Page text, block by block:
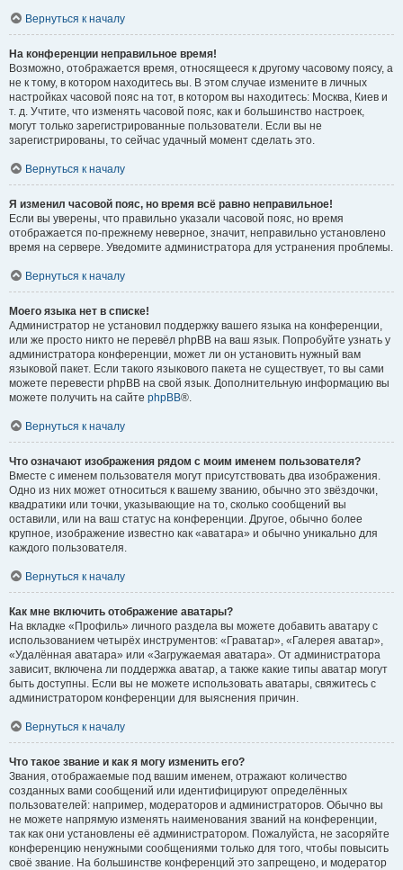
Вернуться к началу
На конференции неправильное время!
Возможно, отображается время, относящееся к другому часовому поясу, а
не к тому, в котором находитесь вы. В этом случае измените в личных
настройках часовой пояс на тот, в котором вы находитесь: Москва, Киев и
т. д. Учтите, что изменять часовой пояс, как и большинство настроек,
могут только зарегистрированные пользователи. Если вы не
зарегистрированы, то сейчас удачный момент сделать это.
Вернуться к началу
Я изменил часовой пояс, но время всё равно неправильное!
Если вы уверены, что правильно указали часовой пояс, но время
отображается по-прежнему неверное, значит, неправильно установлено
время на сервере. Уведомите администратора для устранения проблемы.
Вернуться к началу
Моего языка нет в списке!
Администратор не установил поддержку вашего языка на конференции,
или же просто никто не перевёл phpBB на ваш язык. Попробуйте узнать у
администратора конференции, может ли он установить нужный вам
языковой пакет. Если такого языкового пакета не существует, то вы сами
можете перевести phpBB на свой язык. Дополнительную информацию вы
можете получить на сайте phpBB®.
Вернуться к началу
Что означают изображения рядом с моим именем пользователя?
Вместе с именем пользователя могут присутствовать два изображения.
Одно из них может относиться к вашему званию, обычно это звёздочки,
квадратики или точки, указывающие на то, сколько сообщений вы
оставили, или на ваш статус на конференции. Другое, обычно более
крупное, изображение известно как «аватара» и обычно уникально для
каждого пользователя.
Вернуться к началу
Как мне включить отображение аватары?
На вкладке «Профиль» личного раздела вы можете добавить аватару с
использованием четырёх инструментов: «Граватар», «Галерея аватар»,
«Удалённая аватара» или «Загружаемая аватара». От администратора
зависит, включена ли поддержка аватар, а также какие типы аватар могут
быть доступны. Если вы не можете использовать аватары, свяжитесь с
администратором конференции для выяснения причин.
Вернуться к началу
Что такое звание и как я могу изменить его?
Звания, отображаемые под вашим именем, отражают количество
созданных вами сообщений или идентифицируют определённых
пользователей: например, модераторов и администраторов. Обычно вы
не можете напрямую изменять наименования званий на конференции,
так как они установлены её администратором. Пожалуйста, не засоряйте
конференцию ненужными сообщениями только для того, чтобы повысить
своё звание. На большинстве конференций это запрещено, и модератор